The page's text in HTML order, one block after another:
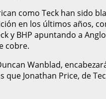
como Teck han sido
en los últimos años,
y BHP apuntando a
cobre.
Wanblad,
que Jonathan Price, de